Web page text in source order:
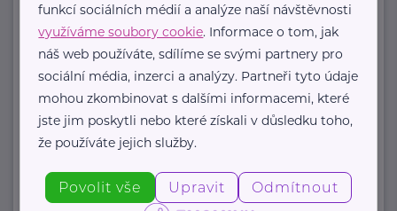
https://www.klubsvobodnychmatek.cz/
+420 800 995 511
info@klubsvobodnychmatek.cz
funkcí sociálních médií a analýze naší návštěvnosti
využíváme soubory cookie. Informace o tom, jak
náš web používáte, sdílíme se svými partnery pro
sociální média, inzerci a analýzy. Partneři tyto údaje
mohou zkombinovat s dalšími informacemi, které
jste jim poskytli nebo které získali v důsledku toho,
že používáte jejich služby.
Povolit vše Upravit Odmítnout